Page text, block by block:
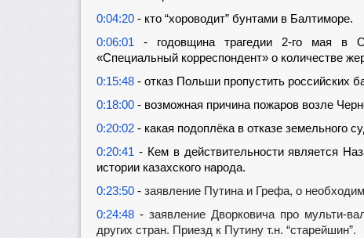
0:04:20 - кто “хороводит” бунтами в Балтиморе.
0:06:01 - годовщина трагедии 2-го мая в
«Специальный корреспондент» о количестве
0:15:48 - отказ Польши пропустить российских
0:18:00 - возможная причина пожаров возле
0:20:02 - какая подоплёка в отказе земельного
0:20:41 - Кем в действительности является
истории казахского народа.
0:23:50 - заявление Путина и Грефа, о
0:24:48 -заявление Дворковича про мульти-
других стран. Приезд к Путину т.н. “старейшин”.